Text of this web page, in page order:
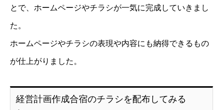
とで、ホームページやチラシが一気に完成していきまし
た。
ホームページやチラシの表現や内容にも納得できるもの
が仕上がりました。
経営計画作成合宿のチラシを配布してみる